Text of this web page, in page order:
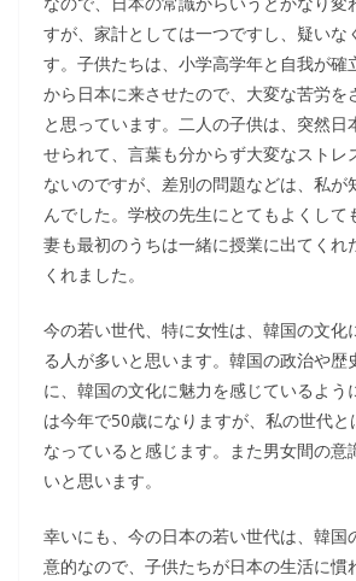
すが、家計としては一つですし、疑いな
す。子供たちは、小学高学年と自我が確
から日本に来させたので、大変な苦労を
と思っています。二人の子供は、突然日
せられて、言葉も分からず大変なストレ
ないのですが、差別の問題などは、私が
んでした。学校の先生にとてもよくして
妻も最初のうちは一緒に授業に出てくれ
くれました。
今の若い世代、特に女性は、韓国の文化
る人が多いと思います。韓国の政治や歴
に、韓国の文化に魅力を感じているよう
は今年で50歳になりますが、私の世代
なっていると感じます。また男女間の意
いと思います。
幸いにも、今の日本の若い世代は、韓国
意的なので、子供たちが日本の生活に慣